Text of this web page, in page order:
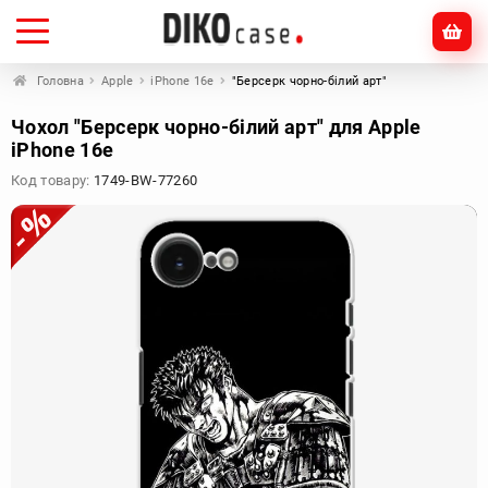
Головна Apple iPhone 16e "Берсерк чорно-білий арт"
Чохол "Берсерк чорно-білий арт" для Apple
iPhone 16e
Код товару: 1749-BW-77260